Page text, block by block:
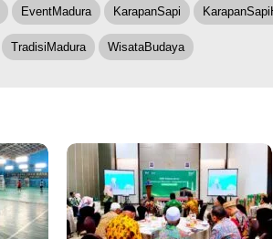
EventMadura KarapanSapi
TradisiMadura WisataBudaya